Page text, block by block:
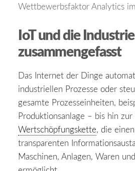
Wettbewerbsfaktor Analytics
IoT und die Industrie
zusammengefasst
Das Internet der Dinge
industriellen Prozesse oder
gesamte Prozesseinheiten,
Produktionsanlage – bis hin
Wertschöpfungskette, die
transparenten
Maschinen, Anlagen, Waren